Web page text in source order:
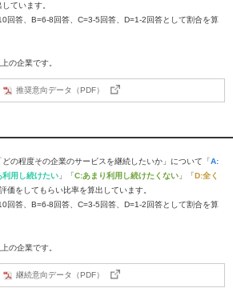
ています。
回答、B=6-8回答、C=3-5回答、D=1-2回答として割合を算
の企業です。
推奨意向データ（PDF）
の程度その企業のサービスを継続したいか」について「 A:
利用し続けたい 」「 C:あまり利用し続けたくない 」「 D:全く
価をしてもらい比率を算出しています。
回答、B=6-8回答、C=3-5回答、D=1-2回答として割合を算
の企業です。
継続意向データ（PDF）